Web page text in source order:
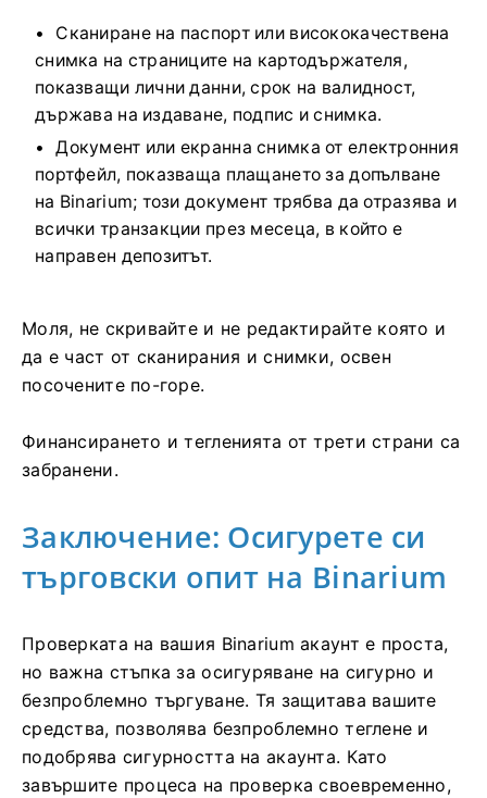
Сканиране на паспорт или висококачествена
снимка на страниците на картодържателя,
показващи лични данни, срок на валидност,
държава на издаване, подпис и снимка.
Документ или екранна снимка от електронния
портфейл, показваща плащането за допълване
на Binarium; този документ трябва да отразява и
всички транзакции през месеца, в който е
направен депозитът.
Моля, не скривайте и не редактирайте която и
да е част от сканирания и снимки, освен
посочените по-горе.
Финансирането и тегленията от трети страни са
забранени.
Заключение: Осигурете си
търговски опит на Binarium
Проверката на вашия Binarium акаунт е проста,
но важна стъпка за осигуряване на сигурно и
безпроблемно търгуване. Тя защитава вашите
средства, позволява безпроблемно теглене и
подобрява сигурността на акаунта. Като
завършите процеса на проверка своевременно,